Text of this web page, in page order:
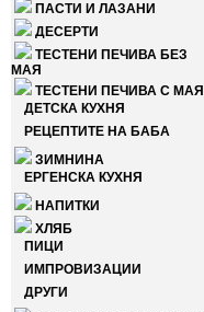
ПАСТИ И ЛАЗАНИ
ДЕСЕРТИ
ТЕСТЕНИ ПЕЧИВА БЕЗ
МАЯ
ТЕСТЕНИ ПЕЧИВА С МАЯ
ДЕТСКА КУХНЯ
РЕЦЕПТИТЕ НА БАБА
ЗИМНИНА
ЕРГЕНСКА КУХНЯ
НАПИТКИ
ХЛЯБ
ПИЦИ
ИМПРОВИЗАЦИИ
ДРУГИ